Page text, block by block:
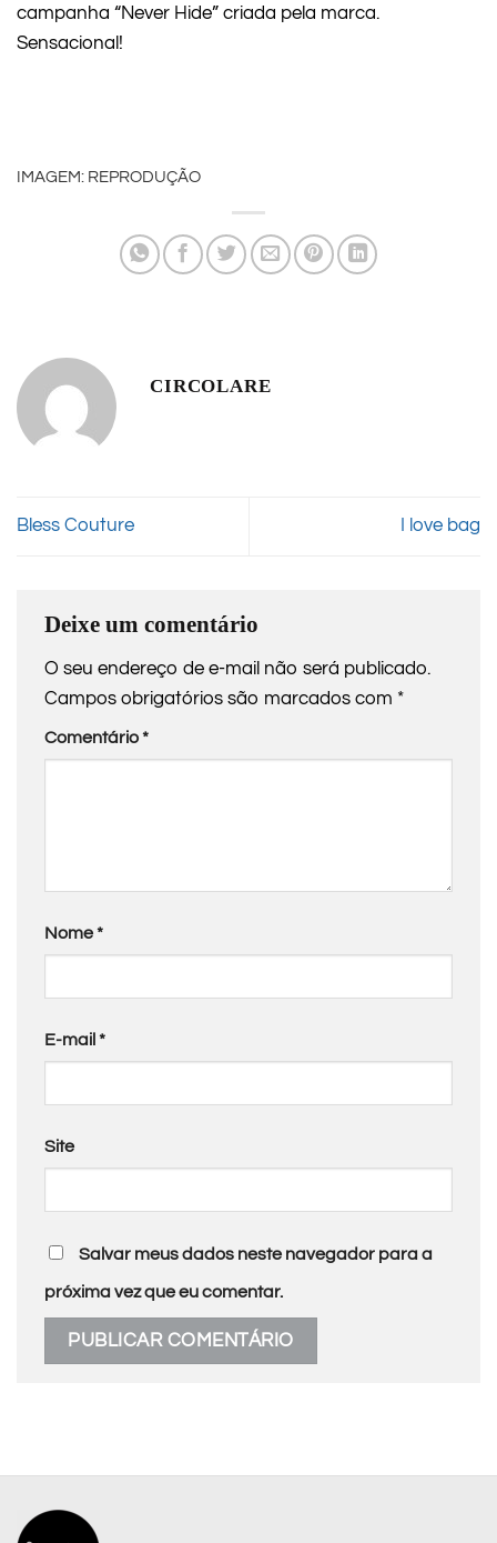
campanha “Never Hide” criada pela marca.
Sensacional!
IMAGEM: REPRODUÇÃO
CIRCOLARE
Bless Couture I love bag
Deixe um comentário
O seu endereço de e-mail não será publicado.
Campos obrigatórios são marcados com *
Comentário*
Nome*
E-mail *
Site
Salvar meus dados neste navegador para a
próxima vez que eu comentar.